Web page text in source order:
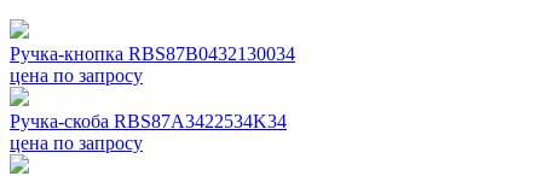
Ручка-кнопка RBS87B0432130034
цена по запросу
Ручка-скоба RBS87A3422534K34
цена по запросу